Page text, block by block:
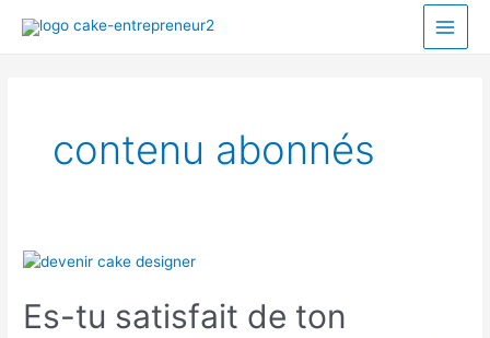
contenu abonnés
Es-tu satisfait de ton